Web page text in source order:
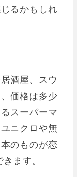
るかもしれ
酒屋、スウ
価格は多少
スーパーマ
ニクロや無
のものが恋
ます。